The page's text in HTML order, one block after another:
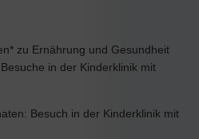
zu Ernährung und Gesundheit
in der Kinderklinik mit
Besuch in der Kinderklinik mit